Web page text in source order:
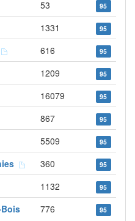
53 95
1331 95
616 95
1209 95
16079 95
867 95
5509 95
360 95
1132 95
776 95